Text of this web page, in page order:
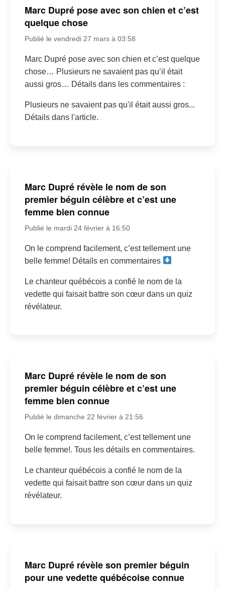
Marc Dupré pose avec son chien et c’est
quelque chose
Publié le vendredi 27 mars à 03:58
Marc Dupré pose avec son chien et c’est quelque
chose… Plusieurs ne savaient pas qu’il était
aussi gros… Détails dans les commentaires :
Plusieurs ne savaient pas qu'il était aussi gros...
Détails dans l'article.
Marc Dupré révèle le nom de son
premier béguin célèbre et c’est une
femme bien connue
Publié le mardi 24 février à 16:50
On le comprend facilement, c’est tellement une
belle femme! Détails en commentaires
Le chanteur québécois a confié le nom de la
vedette qui faisait battre son cœur dans un quiz
révélateur.
Marc Dupré révèle le nom de son
premier béguin célèbre et c’est une
femme bien connue
Publié le dimanche 22 février à 21:56
On le comprend facilement, c’est tellement une
belle femme!. Tous les détails en commentaires.
Le chanteur québécois a confié le nom de la
vedette qui faisait battre son cœur dans un quiz
révélateur.
Marc Dupré révèle son premier béguin
pour une vedette québécoise connue